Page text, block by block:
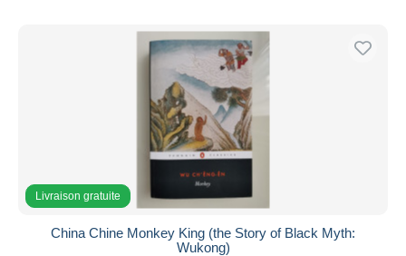
Livraison gratuite
China Chine Monkey King (the Story of Black Myth:
Wukong)